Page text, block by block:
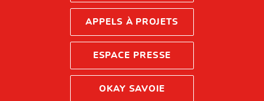
APPELS À PROJETS
ESPACE PRESSE
OKAY SAVOIE